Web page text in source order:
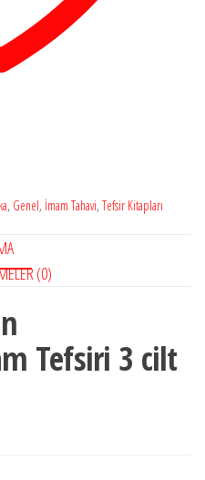
, Genel, İmam Tahavi, Tefsir Kitapları
(0)
Tefsiri 3 cilt